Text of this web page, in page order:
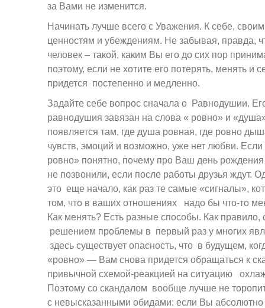
за Вами не изменится.
Начинать лучше всего с Уважения. К себе,
ценностям и убеждениям. Не забывая, правда,
человек – такой, каким Вы его до сих пор
поэтому, если не хотите его потерять, менять и
придется постепенно и медленно.
Задайте себе вопрос сначала о Равнодушии.
равнодушия завязан на слова « ровно» и
появляется там, где душа ровная, где ровно
чувств, эмоций и возможно, уже нет любви.
ровно» понятно, почему про Ваш день
не позвонили, если после работы друзья ждут.
это еще начало, как раз те самые «сигналы»,
том, что в ваших отношениях надо бы что-то
Как менять? Есть разные способы. Как правило,
решением проблемы в первый раз у многих
здесь существует опасность, что в будущем,
«ровно» — Вам снова придется обращаться к
привычной схемой-реакцией на ситуацию
Поэтому со скандалом вообще лучше не
с невысказанными обидами: если Вы абсолютно